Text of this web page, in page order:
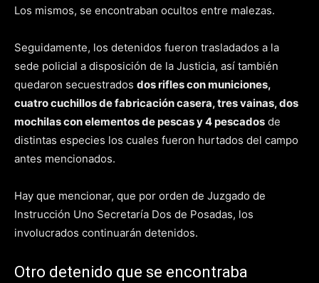
Los mismos, se encontraban ocultos entre malezas.
Seguidamente, los detenidos fueron trasladados a la
sede policial a disposición de la Justicia, así también
quedaron secuestrados dos rifles con municiones,
cuatro cuchillos de fabricación casera, tres vainas, dos
mochilas con elementos de pescas y 4 pescados de
distintas especies los cuales fueron hurtados del campo
antes mencionados.
Hay que mencionar, que por orden de Juzgado de
Instrucción Uno Secretaría Dos de Posadas, los
involucrados continuarán detenidos.
Otro detenido que se encontraba